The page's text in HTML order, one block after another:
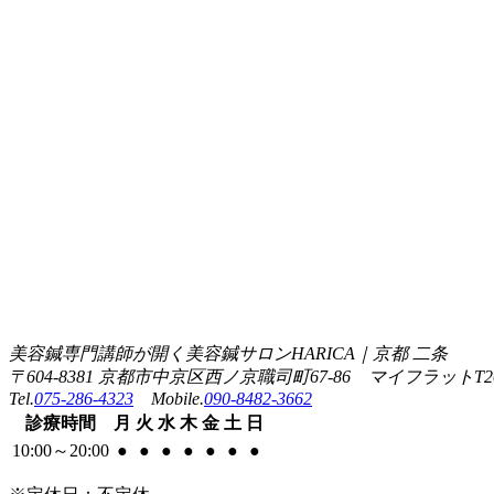
美容鍼専門講師が開く美容鍼サロンHARICA｜京都 二条
〒604-8381 京都市中京区西ノ京職司町67-86 マイフラット
Tel.075-286-4323 Mobile.090-8482-3662
診療時間 月 火 水 木 金 土 日
10:00～ 20:00 ● ● ● ● ● ● ●